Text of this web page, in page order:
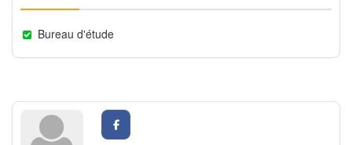
Bureau d'étude